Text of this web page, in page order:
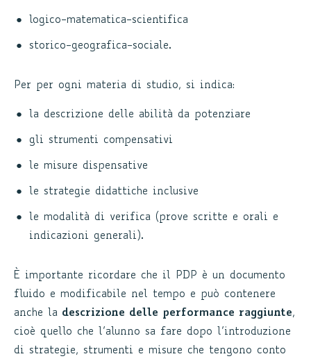
logico-matematica-scientifica
storico-geografica-sociale.
Per per ogni materia di studio, si indica:
la descrizione delle abilità da potenziare
gli strumenti compensativi
le misure dispensative
le strategie didattiche inclusive
le modalità di verifica (prove scritte e orali e
indicazioni generali).
È importante ricordare che il PDP è un documento
fluido e modificabile nel tempo e può contenere
anche la descrizione delle performance raggiunte,
cioè quello che l’alunno sa fare dopo l’introduzione
di strategie, strumenti e misure che tengono conto